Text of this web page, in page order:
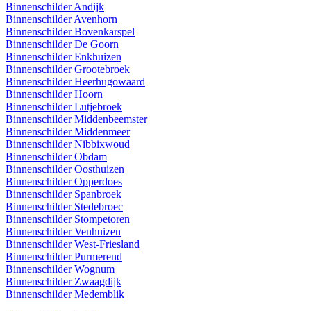
Binnenschilder Andijk
Binnenschilder Avenhorn
Binnenschilder Bovenkarspel
Binnenschilder De Goorn
Binnenschilder Enkhuizen
Binnenschilder Grootebroek
Binnenschilder Heerhugowaard
Binnenschilder Hoorn
Binnenschilder Lutjebroek
Binnenschilder Middenbeemster
Binnenschilder Middenmeer
Binnenschilder Nibbixwoud
Binnenschilder Obdam
Binnenschilder Oosthuizen
Binnenschilder Opperdoes
Binnenschilder Spanbroek
Binnenschilder Stedebroec
Binnenschilder Stompetoren
Binnenschilder Venhuizen
Binnenschilder West-Friesland
Binnenschilder Purmerend
Binnenschilder Wognum
Binnenschilder Zwaagdijk
Binnenschilder Medemblik